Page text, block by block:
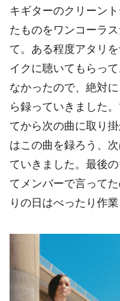
キギターのクリーン
たものをワンコーラ
て。ある程度アタリ
イクに聴いてもらっ
なかったので、絶対
ら録っていきました
てから次の曲に取り
はこの曲を録ろう、
ていきました。最後
てメンバーで言って
りの日はべったり作